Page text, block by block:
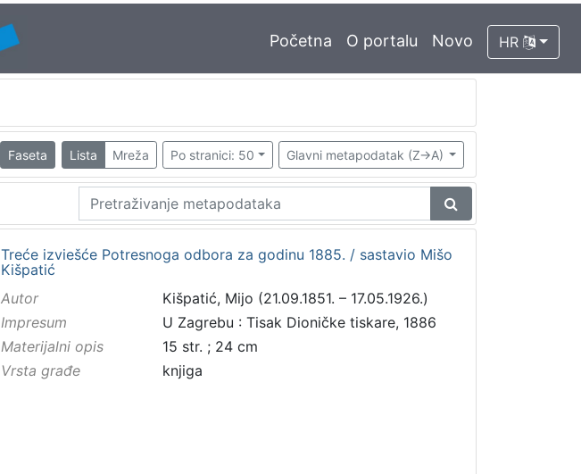
Početna O portalu Novo HR
Faseta Lista Mreža Po stranici: 50 Glavni metapodatak (Z->A)
Treće izviešće Potresnoga odbora za godinu 1885. / sastavio Mišo
Kišpatić
Autor
Kišpatić, Mijo (21.09.1851. – 17.05.1926.)
Impresum
U Zagrebu : Tisak Dioničke tiskare, 1886
Materijalni opis
15 str. ; 24 cm
Vrsta građe
knjiga